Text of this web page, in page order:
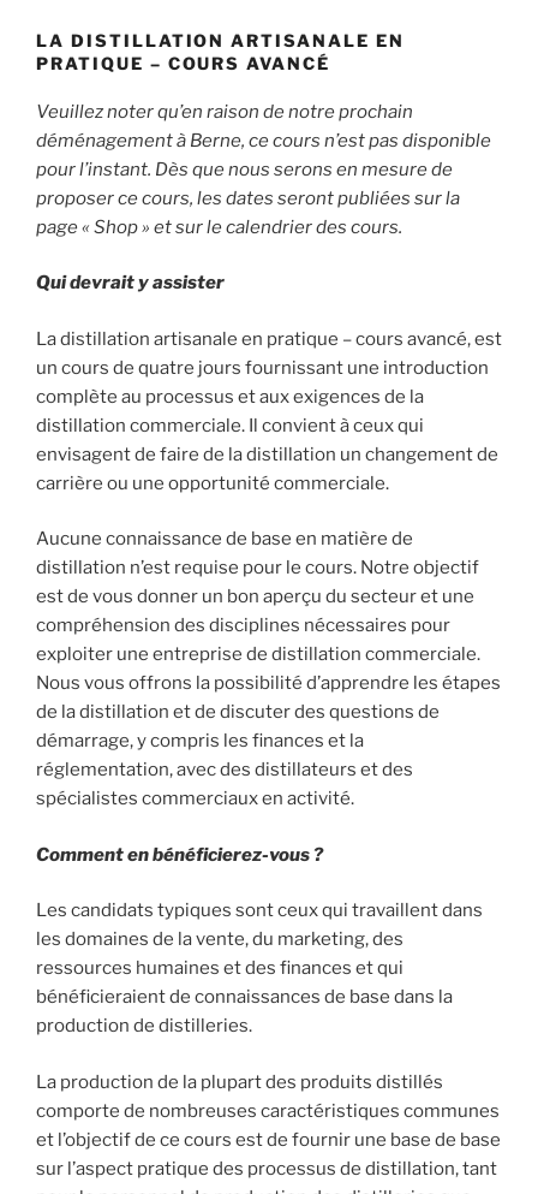
LA DISTILLATION ARTISANALE EN
PRATIQUE – COURS AVANCÉ
Veuillez noter qu’en raison de notre prochain
déménagement à Berne, ce cours n’est pas disponible
pour l’instant. Dès que nous serons en mesure de
proposer ce cours, les dates seront publiées sur la
page « Shop » et sur le calendrier des cours.
Qui devrait y assister
La distillation artisanale en pratique – cours avancé, est
un cours de quatre jours fournissant une introduction
complète au processus et aux exigences de la
distillation commerciale. Il convient à ceux qui
envisagent de faire de la distillation un changement de
carrière ou une opportunité commerciale.
Aucune connaissance de base en matière de
distillation n’est requise pour le cours. Notre objectif
est de vous donner un bon aperçu du secteur et une
compréhension des disciplines nécessaires pour
exploiter une entreprise de distillation commerciale.
Nous vous offrons la possibilité d’apprendre les étapes
de la distillation et de discuter des questions de
démarrage, y compris les finances et la
réglementation, avec des distillateurs et des
spécialistes commerciaux en activité.
Comment en bénéficierez-vous ?
Les candidats typiques sont ceux qui travaillent dans
les domaines de la vente, du marketing, des
ressources humaines et des finances et qui
bénéficieraient de connaissances de base dans la
production de distilleries.
La production de la plupart des produits distillés
comporte de nombreuses caractéristiques communes
et l’objectif de ce cours est de fournir une base de base
sur l’aspect pratique des processus de distillation, tant